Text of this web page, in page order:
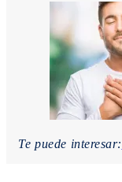
Te puede interesar: